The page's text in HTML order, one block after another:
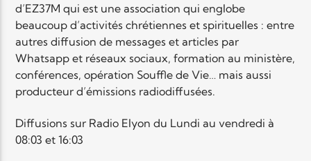
Elyon Rhema
d’EZ37M qui est une association qui englobe
beaucoup d’activités chrétiennes et spirituelles : entre
autres diffusion de messages et articles par
Whatsapp et réseaux sociaux, formation au ministère,
conférences, opération Souffle de Vie… mais aussi
producteur d’émissions radiodiffusées.
Diffusions sur Radio Elyon du Lundi au vendredi à
08:03 et 16:03